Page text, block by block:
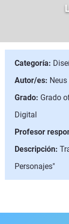
Categoría:
Autor/es:
Grado: Grado
Digital
Profesor
Descripción:
Personajes"